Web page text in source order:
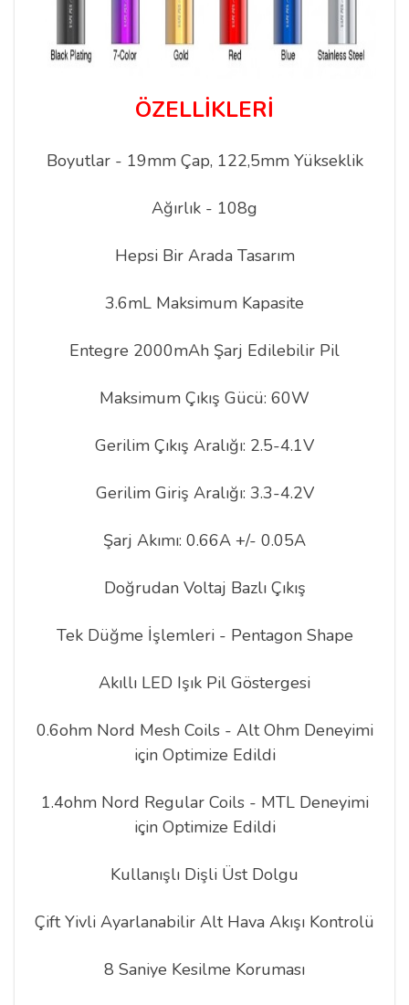
ÖZELLİKLERİ
Boyutlar - 19mm Çap, 122,5mm Yükseklik
Ağırlık - 108g
Hepsi Bir Arada Tasarım
3.6mL Maksimum Kapasite
Entegre 2000mAh Şarj Edilebilir Pil
Maksimum Çıkış Gücü: 60W
Gerilim Çıkış Aralığı: 2.5-4.1V
Gerilim Giriş Aralığı: 3.3-4.2V
Şarj Akımı: 0.66A +/- 0.05A
Doğrudan Voltaj Bazlı Çıkış
Tek Düğme İşlemleri - Pentagon Shape
Akıllı LED Işık Pil Göstergesi
0.6ohm Nord Mesh Coils - Alt Ohm Deneyimi
için Optimize Edildi
1.4ohm Nord Regular Coils - MTL Deneyimi
için Optimize Edildi
Kullanışlı Dişli Üst Dolgu
Çift Yivli Ayarlanabilir Alt Hava Akışı Kontrolü
8 Saniye Kesilme Koruması